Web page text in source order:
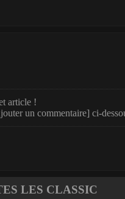
article !
un commentaire] ci-
LES CLASSIC